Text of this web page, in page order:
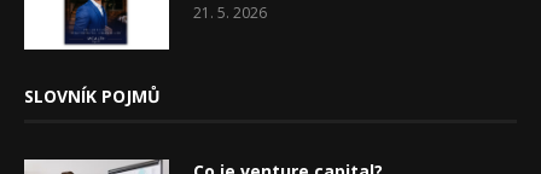
21. 5. 2026
SLOVNÍK POJMŮ